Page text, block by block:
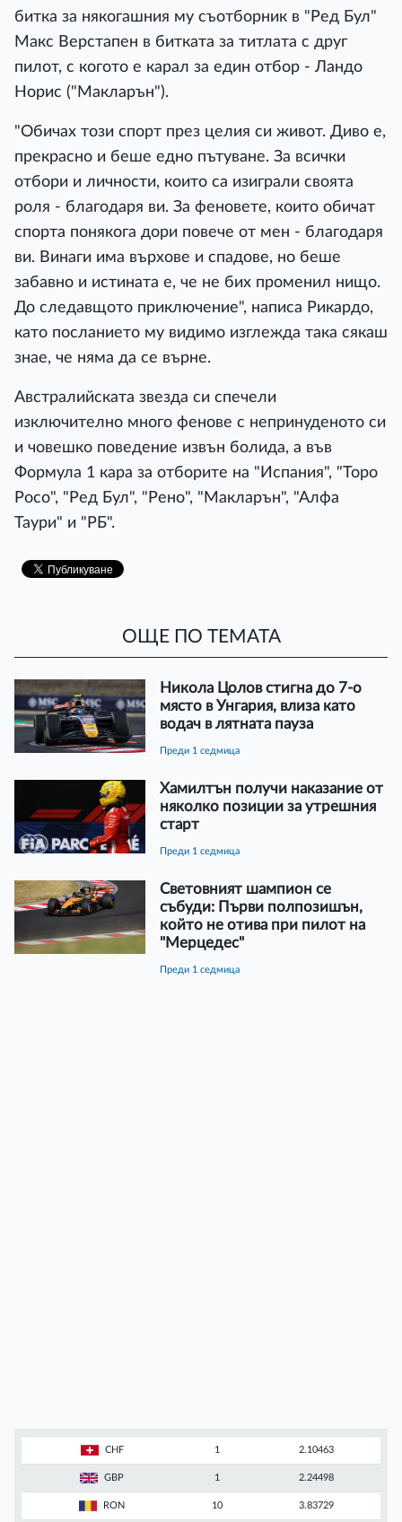
битка за някогашния му съотборник в "Ред Бул"
Макс Верстапен в битката за титлата с друг
пилот, с когото е карал за един отбор - Ландо
Норис ("Макларън").
"Обичах този спорт през целия си живот. Диво е,
прекрасно и беше едно пътуване. За всички
отбори и личности, които са изиграли своята
роля - благодаря ви. За феновете, които обичат
спорта понякога дори повече от мен - благодаря
ви. Винаги има върхове и спадове, но беше
забавно и истината е, че не бих променил нищо.
До следавщото приключение", написа Рикардо,
като посланието му видимо изглежда така сякаш
знае, че няма да се върне.
Австралийската звезда си спечели
изключително много фенове с непринуденото си
и човешко поведение извън болида, а във
Формула 1 кара за отборите на "Испания", "Торо
Росо", "Ред Бул", "Рено", "Макларън", "Алфа
Таури" и "РБ".
ОЩЕ ПО ТЕМАТА
Никола Цолов стигна до 7-о
място в Унгария, влиза като
водач в лятната пауза
преди 1 седмица
Хамилтън получи наказание от
няколко позиции за утрешния
старт
преди 1 седмица
Световният шампион се
събуди: Първи полпозишън,
който не отива при пилот на
"Мерцедес"
преди 1 седмица
CHF 1 2.10463
GBP 1 2.24498
RON 10 3.83729